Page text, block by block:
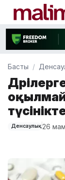
Басты
Денсаулық 26